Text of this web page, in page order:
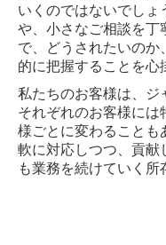
いくのではないでしょ
や、小さなご相談を丁
で、どうされたいのか
的に把握することを心
私たちのお客様は、ジ
それぞれのお客様には
様ごとに変わることも
軟に対応しつつ、貢献
も業務を続けていく所